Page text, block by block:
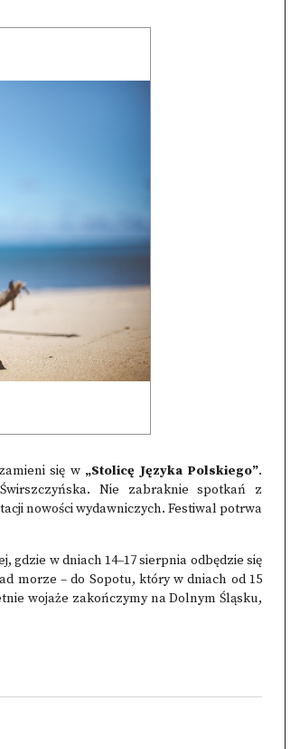
się w „Stolicę Języka Polskiego”.
Nie zabraknie spotkań z
nowości wydawniczych. Festiwal potrwa
gdzie w dniach 14–17 sierpnia odbędzie się
morze – do Sopotu, który w dniach od 15
wojaże zakończymy na Dolnym Śląsku,